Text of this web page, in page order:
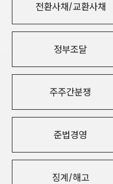
전환사채/교환사채
정부조달
주주간분쟁
준법경영
징계/해고